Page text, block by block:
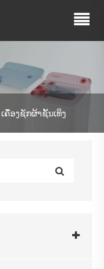
ເຄື່ອງຊັກຜ້າຊັ້ນເທິງ